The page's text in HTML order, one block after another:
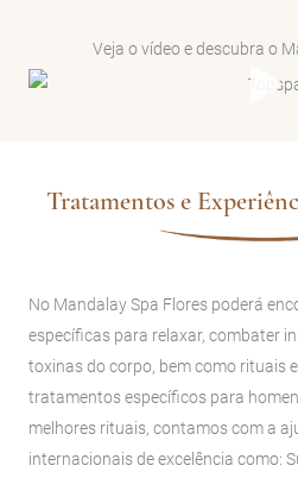
Veja o vídeo e descubra o
Tratamentos e
No Mandalay Spa Flores poderá
específicas para relaxar, combater
toxinas do corpo, bem como rituais
tratamentos específicos para
melhores rituais, contamos com a
internacionais de excelência como: